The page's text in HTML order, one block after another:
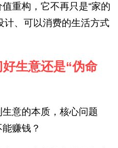
重构，它不再只是“家的
计、可以消费的生活方式
生意还是“伪命
意的本质，核心问题
赚钱？